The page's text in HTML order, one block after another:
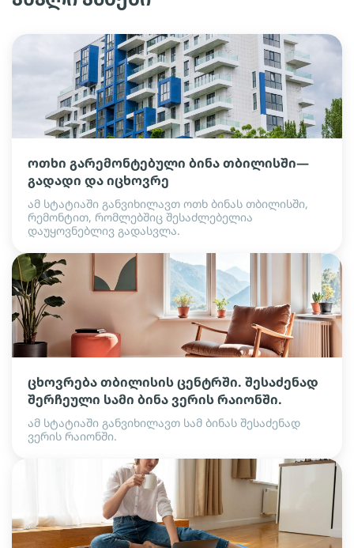
ოთხი გარემონტებული ბინა თბილისში—
გადადი და იცხოვრე
ამ სტატიაში განვიხილავთ ოთხ ბინას თბილისში,
რემონტით, რომლებშიც შესაძლებელია
დაუყოვნებლივ გადასვლა.
ცხოვრება თბილისის ცენტრში. შესაძენად
შერჩეული სამი ბინა ვერის რაიონში.
ამ სტატიაში განვიხილავთ სამ ბინას შესაძენად
ვერის რაიონში.